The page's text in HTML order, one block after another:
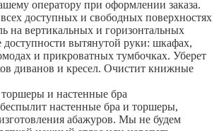
оператору при оформлении заказа.
доступных и свободных поверхностях
на вертикальных и горизонтальных
доступности вытянутой руки: шкафах,
и прикроватных тумбочках. Уберет
диванов и кресел. Очистит книжные
и настенные бра
настенные бра и торшеры,
абажуров. Мы не будем